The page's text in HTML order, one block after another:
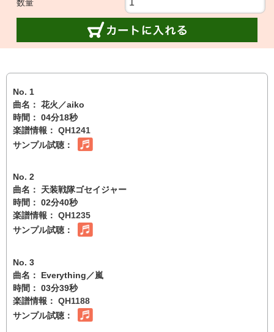
数量
No. 1
曲名： 花火／aiko
時間： 04分18秒
楽譜情報： QH1241
サンプル試聴：
No. 2
曲名： 天装戦隊ゴセイジャー
時間： 02分40秒
楽譜情報： QH1235
サンプル試聴：
No. 3
曲名： Everything／嵐
時間： 03分39秒
楽譜情報： QH1188
サンプル試聴：